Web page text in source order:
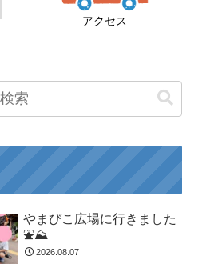
アクセス
やまびこ広場に行きました
⛲️⛰️
2026.08.07